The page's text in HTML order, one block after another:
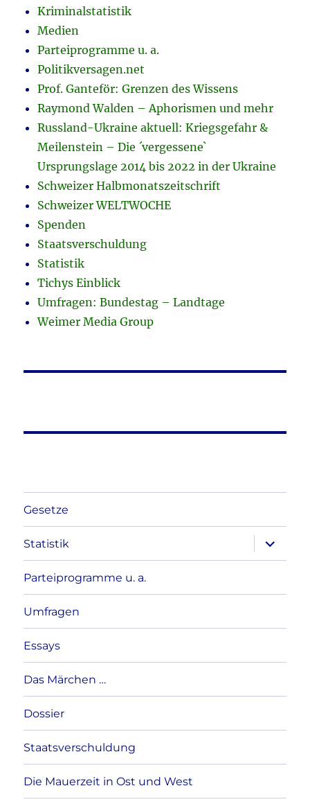
Kriminalstatistik
Medien
Parteiprogramme u. a.
Politikversagen.net
Prof. Ganteför: Grenzen des Wissens
Raymond Walden – Aphorismen und mehr
Russland-Ukraine aktuell: Kriegsgefahr &
Meilenstein – Die ´vergessene`
Ursprungslage 2014 bis 2022 in der Ukraine
Schweizer Halbmonatszeitschrift
Schweizer WELTWOCHE
Spenden
Staatsverschuldung
Statistik
Tichys Einblick
Umfragen: Bundestag – Landtage
Weimer Media Group
Gesetze
Statistik
anzeigen
Parteiprogramme u. a.
Umfragen
Essays
Das Märchen …
Dossier
Staatsverschuldung
Die Mauerzeit in Ost und West